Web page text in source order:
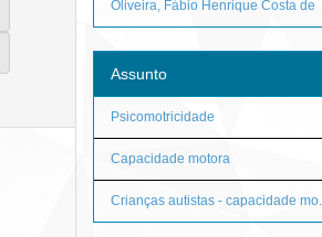
Oliveira, Fábio Henrique Costa de
Assunto
Psicomotricidade
Capacidade motora
Crianças autistas - capacidade mo...